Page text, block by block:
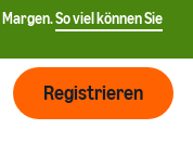
So viel können Sie
Registrieren